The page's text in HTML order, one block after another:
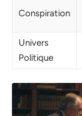
Conspiration
Univers
Politique